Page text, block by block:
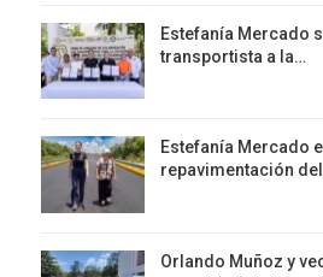
Estefanía Mercado
transportista a la…
Estefanía Mercado
repavimentación
Orlando Muñoz y